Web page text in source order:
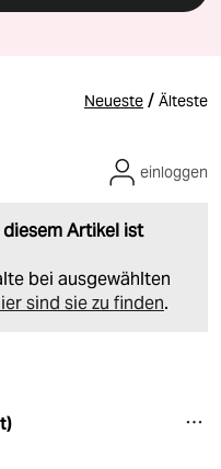
Neueste / Älteste
Artikel ist
bei ausgewählten
sind sie zu finden.
einloggen